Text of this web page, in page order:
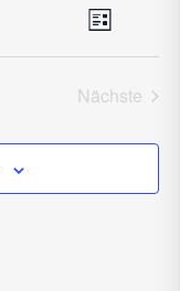
Liste
Nächste